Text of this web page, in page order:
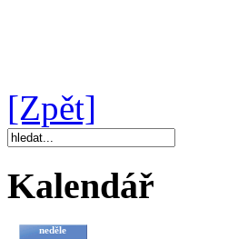
[Zpět]
Kalendář
neděle